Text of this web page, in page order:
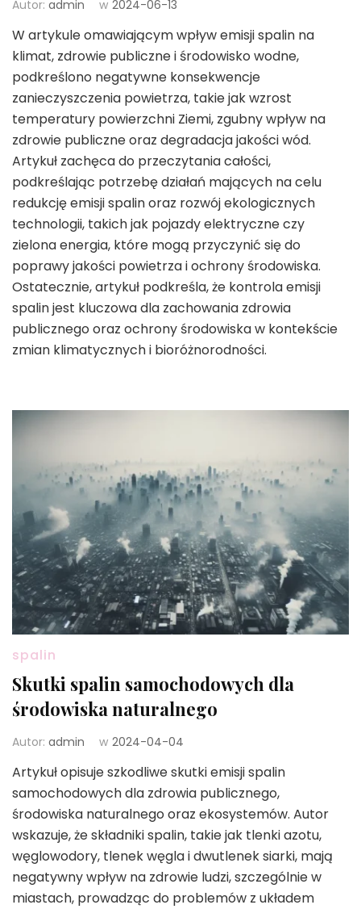
Autor: admin w 2024-06-13
W artykule omawiającym wpływ emisji spalin na
klimat, zdrowie publiczne i środowisko wodne,
podkreślono negatywne konsekwencje
zanieczyszczenia powietrza, takie jak wzrost
temperatury powierzchni Ziemi, zgubny wpływ na
zdrowie publiczne oraz degradacja jakości wód.
Artykuł zachęca do przeczytania całości,
podkreślając potrzebę działań mających na celu
redukcję emisji spalin oraz rozwój ekologicznych
technologii, takich jak pojazdy elektryczne czy
zielona energia, które mogą przyczynić się do
poprawy jakości powietrza i ochrony środowiska.
Ostatecznie, artykuł podkreśla, że kontrola emisji
spalin jest kluczowa dla zachowania zdrowia
publicznego oraz ochrony środowiska w kontekście
zmian klimatycznych i bioróżnorodności.
spalin
Skutki spalin samochodowych dla
środowiska naturalnego
Autor: admin w 2024-04-04
Artykuł opisuje szkodliwe skutki emisji spalin
samochodowych dla zdrowia publicznego,
środowiska naturalnego oraz ekosystemów. Autor
wskazuje, że składniki spalin, takie jak tlenki azotu,
węglowodory, tlenek węgla i dwutlenek siarki, mają
negatywny wpływ na zdrowie ludzi, szczególnie w
miastach, prowadząc do problemów z układem